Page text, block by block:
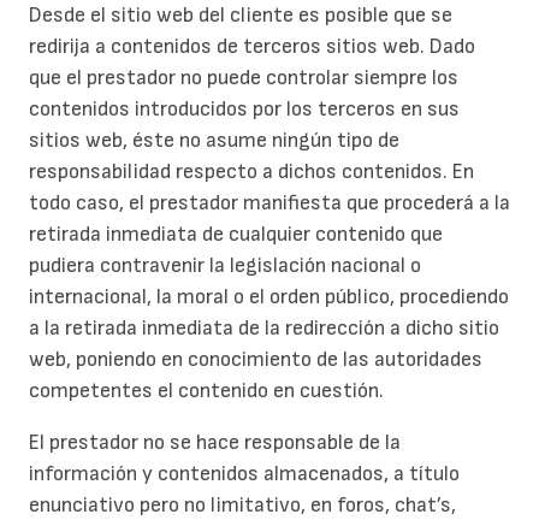
Desde el sitio web del cliente es posible que se
redirija a contenidos de terceros sitios web. Dado
que el prestador no puede controlar siempre los
contenidos introducidos por los terceros en sus
sitios web, éste no asume ningún tipo de
responsabilidad respecto a dichos contenidos. En
todo caso, el prestador manifiesta que procederá a la
retirada inmediata de cualquier contenido que
pudiera contravenir la legislación nacional o
internacional, la moral o el orden público, procediendo
a la retirada inmediata de la redirección a dicho sitio
web, poniendo en conocimiento de las autoridades
competentes el contenido en cuestión.
El prestador no se hace responsable de la
información y contenidos almacenados, a título
enunciativo pero no limitativo, en foros, chat’s,